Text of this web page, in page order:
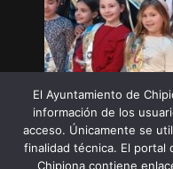
El Ayuntamiento de
información de los
acceso. Únicamente se
finalidad técnica. El portal
Chipiona contiene